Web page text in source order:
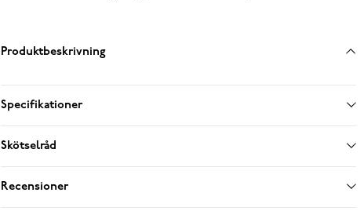
Produktbeskrivning
Specifikationer
Skötselråd
Recensioner